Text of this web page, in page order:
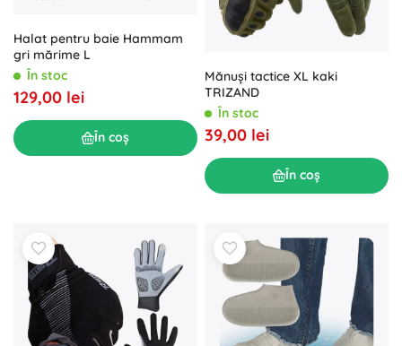
Halat pentru baie Hammam
gri mărime L
În stoc
129,00 lei
În coș
Mănuși tactice XL kaki
TRIZAND
În stoc
39,00 lei
În coș